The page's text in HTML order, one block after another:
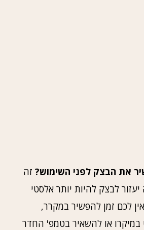
את הבצק לפני השימוש? זה
לבצק להיות יותר אלסטי
לכם זמן להפשיר במקרר,
או להשאיר בטמפ' החדר